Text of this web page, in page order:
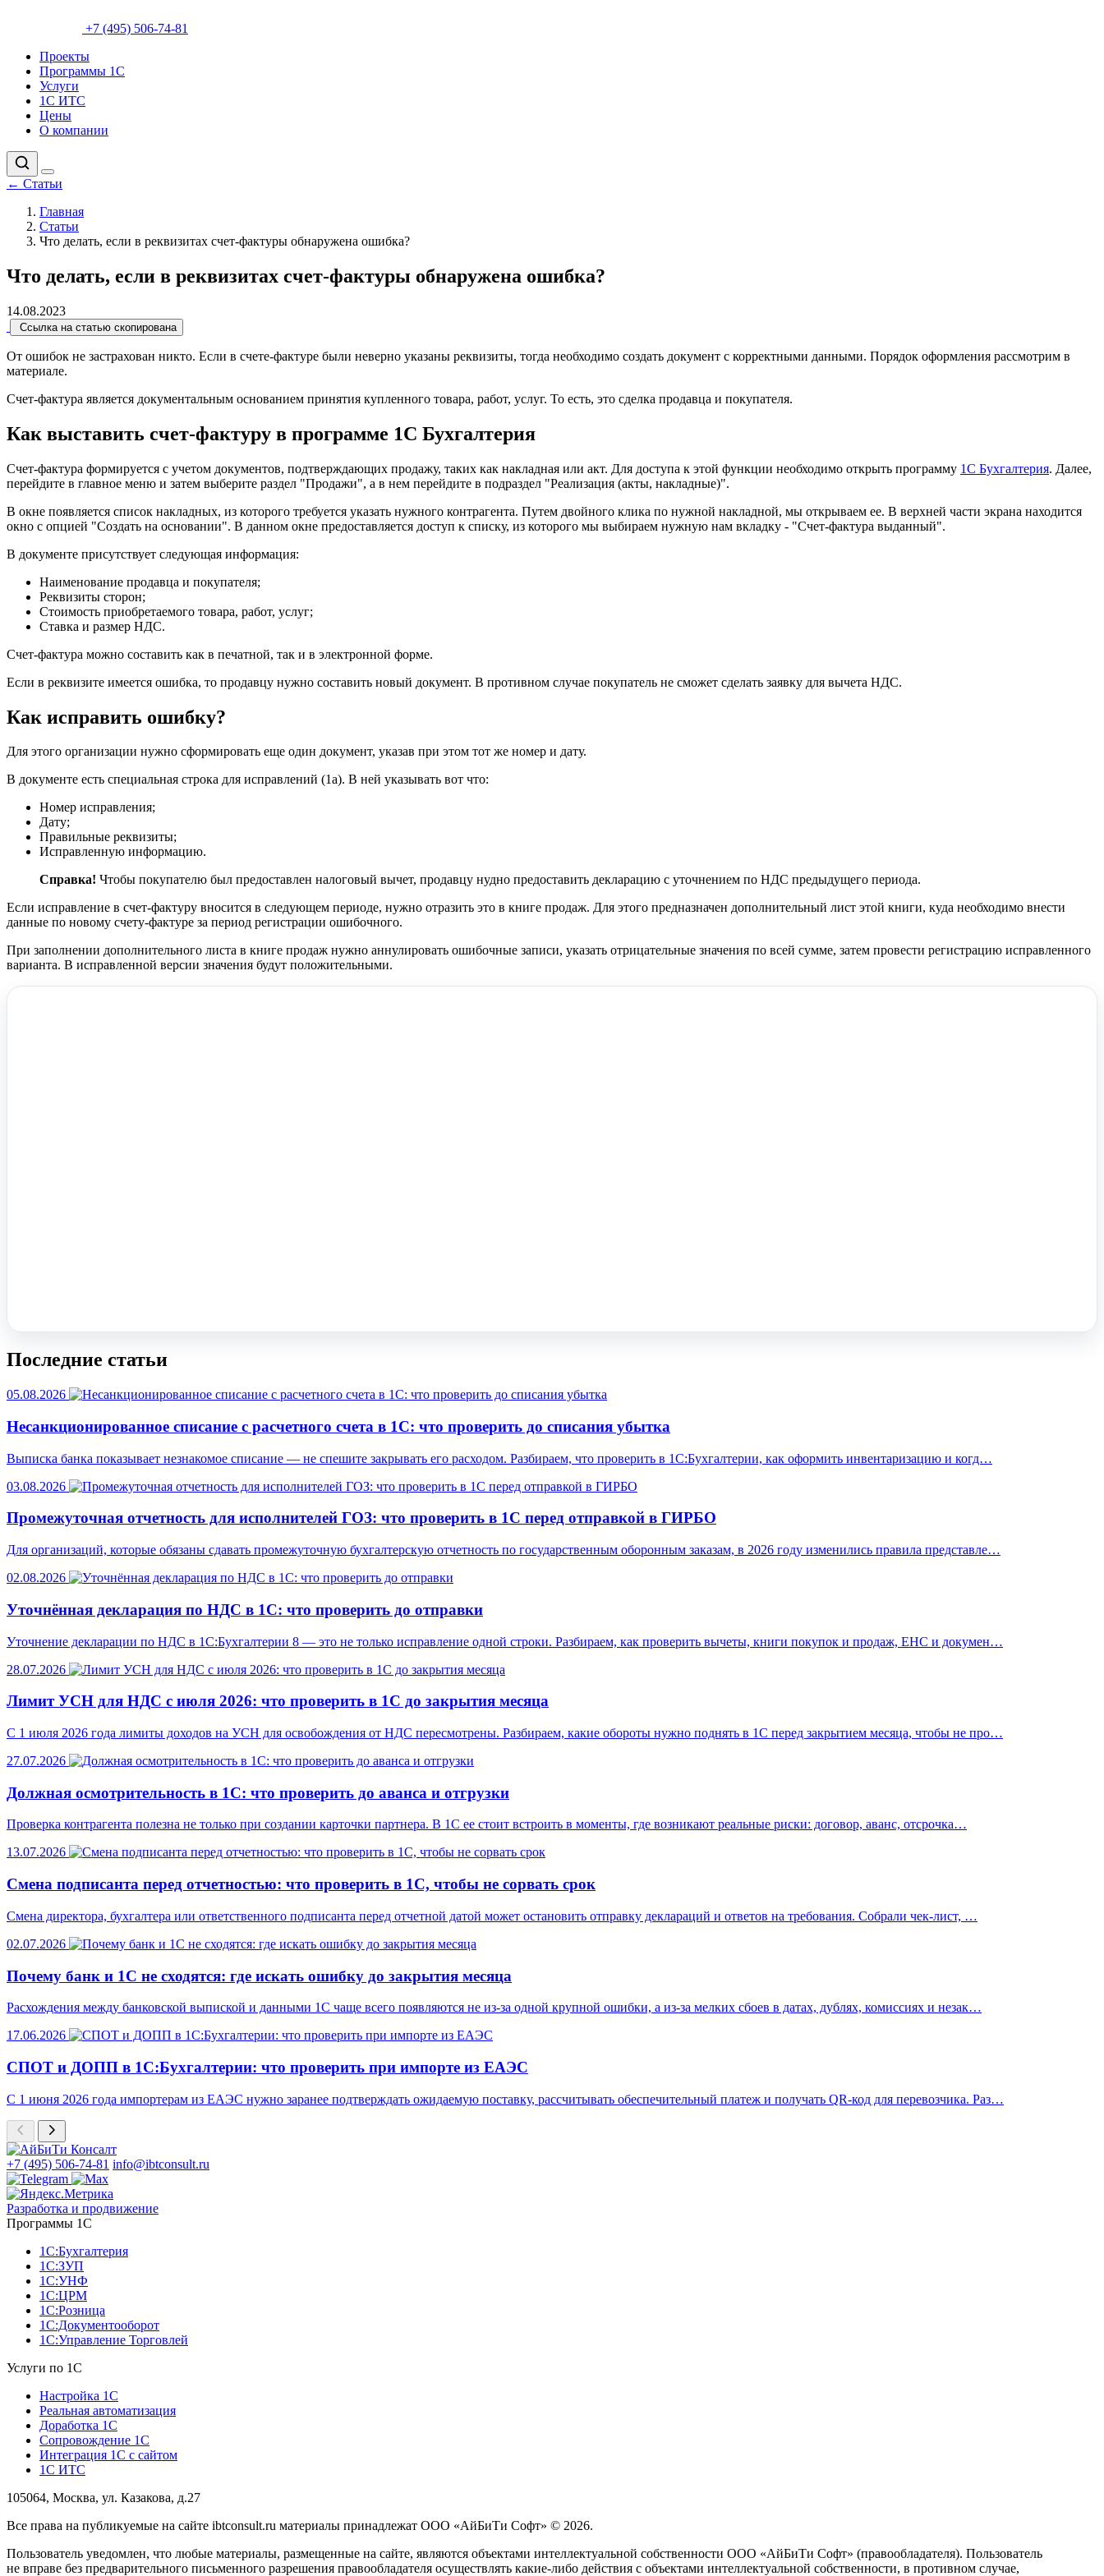
+7 (495) 506-74-81
Проекты
Программы 1С
Услуги
1С ИТС
Цены
О компании
← Статьи
Главная
Статьи
Что делать, если в реквизитах счет-фактуры обнаружена ошибка?
Что делать, если в реквизитах счет-фактуры обнаружена ошибка?
14.08.2023
Ссылка на статью скопирована
От ошибок не застрахован никто. Если в счете-фактуре были неверно указаны реквизиты, тогда необходимо создать документ с корректными данными. Порядок оформления рассмотрим в
материале.
Счет-фактура является документальным основанием принятия купленного товара, работ, услуг. То есть, это сделка продавца и покупателя.
Как выставить счет-фактуру в программе 1С Бухгалтерия
Счет-фактура формируется с учетом документов, подтверждающих продажу, таких как накладная или акт. Для доступа к этой функции необходимо открыть программу 1С Бухгалтерия. Далее,
перейдите в главное меню и затем выберите раздел "Продажи", а в нем перейдите в подраздел "Реализация (акты, накладные)".
В окне появляется список накладных, из которого требуется указать нужного контрагента. Путем двойного клика по нужной накладной, мы открываем ее. В верхней части экрана находится
окно с опцией "Создать на основании". В данном окне предоставляется доступ к списку, из которого мы выбираем нужную нам вкладку - "Счет-фактура выданный".
В документе присутствует следующая информация:
Наименование продавца и покупателя;
Реквизиты сторон;
Стоимость приобретаемого товара, работ, услуг;
Ставка и размер НДС.
Счет-фактура можно составить как в печатной, так и в электронной форме.
Если в реквизите имеется ошибка, то продавцу нужно составить новый документ. В противном случае покупатель не сможет сделать заявку для вычета НДС.
Как исправить ошибку?
Для этого организации нужно сформировать еще один документ, указав при этом тот же номер и дату.
В документе есть специальная строка для исправлений (1а). В ней указывать вот что:
Номер исправления;
Дату;
Правильные реквизиты;
Исправленную информацию.
Справка! Чтобы покупателю был предоставлен налоговый вычет, продавцу нудно предоставить декларацию с уточнением по НДС предыдущего периода.
Если исправление в счет-фактуру вносится в следующем периоде, нужно отразить это в книге продаж. Для этого предназначен дополнительный лист этой книги, куда необходимо внести
данные по новому счету-фактуре за период регистрации ошибочного.
При заполнении дополнительного листа в книге продаж нужно аннулировать ошибочные записи, указать отрицательные значения по всей сумме, затем провести регистрацию исправленного
варианта. В исправленной версии значения будут положительными.
Последние статьи
05.08.2026
Несанкционированное списание с расчетного счета в 1С: что проверить до списания убытка
Выписка банка показывает незнакомое списание — не спешите закрывать его расходом. Разбираем, что проверить в 1С:Бухгалтерии, как оформить инвентаризацию и когд…
03.08.2026
Промежуточная отчетность для исполнителей ГОЗ: что проверить в 1С перед отправкой в ГИРБО
Для организаций, которые обязаны сдавать промежуточную бухгалтерскую отчетность по государственным оборонным заказам, в 2026 году изменились правила представле…
02.08.2026
Уточнённая декларация по НДС в 1С: что проверить до отправки
Уточнение декларации по НДС в 1С:Бухгалтерии 8 — это не только исправление одной строки. Разбираем, как проверить вычеты, книги покупок и продаж, ЕНС и докумен…
28.07.2026
Лимит УСН для НДС с июля 2026: что проверить в 1С до закрытия месяца
С 1 июля 2026 года лимиты доходов на УСН для освобождения от НДС пересмотрены. Разбираем, какие обороты нужно поднять в 1С перед закрытием месяца, чтобы не про…
27.07.2026
Должная осмотрительность в 1С: что проверить до аванса и отгрузки
Проверка контрагента полезна не только при создании карточки партнера. В 1С ее стоит встроить в моменты, где возникают реальные риски: договор, аванс, отсрочка…
13.07.2026
Смена подписанта перед отчетностью: что проверить в 1С, чтобы не сорвать срок
Смена директора, бухгалтера или ответственного подписанта перед отчетной датой может остановить отправку деклараций и ответов на требования. Собрали чек-лист, …
02.07.2026
Почему банк и 1С не сходятся: где искать ошибку до закрытия месяца
Расхождения между банковской выпиской и данными 1С чаще всего появляются не из-за одной крупной ошибки, а из-за мелких сбоев в датах, дублях, комиссиях и незак…
17.06.2026
СПОТ и ДОПП в 1С:Бухгалтерии: что проверить при импорте из ЕАЭС
С 1 июня 2026 года импортерам из ЕАЭС нужно заранее подтверждать ожидаемую поставку, рассчитывать обеспечительный платеж и получать QR-код для перевозчика. Раз…
+7 (495) 506-74-81 info@ibtconsult.ru
Разработка и продвижение
Программы 1С
1С:Бухгалтерия
1С:ЗУП
1С:УНФ
1С:ЦРМ
1С:Розница
1С:Документооборот
1С:Управление Торговлей
Услуги по 1С
Настройка 1С
Реальная автоматизация
Доработка 1С
Сопровождение 1С
Интеграция 1С с сайтом
1С ИТС
105064, Москва, ул. Казакова, д.27
Все права на публикуемые на сайте ibtconsult.ru материалы принадлежат ООО «АйБиТи Софт» © 2026.
Пользователь уведомлен, что любые материалы, размещенные на сайте, являются объектами интеллектуальной собственности ООО «АйБиТи Софт» (правообладателя). Пользователь
не вправе без предварительного письменного разрешения правообладателя осуществлять какие-либо действия с объектами интеллектуальной собственности, в противном случае,